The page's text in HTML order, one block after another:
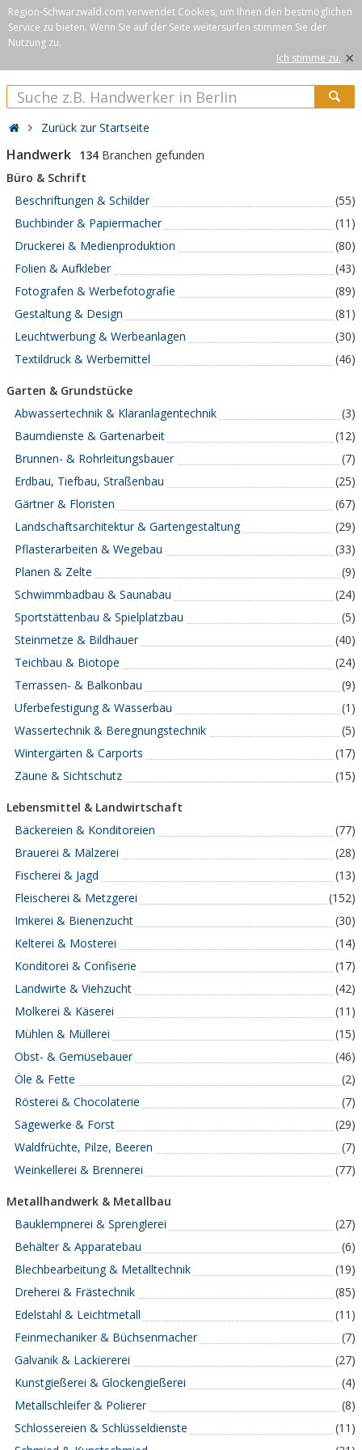
Region-Schwarzwald.com verwendet Cookies, um Ihnen den bestmöglichen
Service zu bieten. Wenn Sie auf der Seite weitersurfen stimmen Sie der
Nutzung zu.
Ich stimme zu. ×
Zurück zur Startseite
Handwerk 134 Branchen gefunden
Büro & Schrift
Beschriftungen & Schilder
(55)
Buchbinder & Papiermacher
(11)
Druckerei & Medienproduktion
(80)
Folien & Aufkleber
(43)
Fotografen & Werbefotografie
(89)
Gestaltung & Design
(81)
Leuchtwerbung & Werbeanlagen
(30)
Textildruck & Werbemittel
(46)
Garten & Grundstücke
Abwassertechnik & Kläranlagentechnik
(3)
Baumdienste & Gartenarbeit
(12)
Brunnen- & Rohrleitungsbauer
(7)
Erdbau, Tiefbau, Straßenbau
(25)
Gärtner & Floristen
(67)
Landschaftsarchitektur & Gartengestaltung
(29)
Pflasterarbeiten & Wegebau
(33)
Planen & Zelte
(9)
Schwimmbadbau & Saunabau
(24)
Sportstättenbau & Spielplatzbau
(5)
Steinmetze & Bildhauer
(40)
Teichbau & Biotope
(24)
Terrassen- & Balkonbau
(9)
Uferbefestigung & Wasserbau
(1)
Wassertechnik & Beregnungstechnik
(5)
Wintergärten & Carports
(17)
Zäune & Sichtschutz
(15)
Lebensmittel & Landwirtschaft
Bäckereien & Konditoreien
(77)
Brauerei & Mälzerei
(28)
Fischerei & Jagd
(13)
Fleischerei & Metzgerei
(152)
Imkerei & Bienenzucht
(30)
Kelterei & Mosterei
(14)
Konditorei & Confiserie
(17)
Landwirte & Viehzucht
(42)
Molkerei & Käserei
(11)
Mühlen & Müllerei
(15)
Obst- & Gemüsebauer
(46)
Öle & Fette
(2)
Rösterei & Chocolaterie
(7)
Sägewerke & Forst
(29)
Waldfrüchte, Pilze, Beeren
(7)
Weinkellerei & Brennerei
(77)
Metallhandwerk & Metallbau
Bauklempnerei & Sprenglerei
(27)
Behälter & Apparatebau
(6)
Blechbearbeitung & Metalltechnik
(19)
Dreherei & Frästechnik
(85)
Edelstahl & Leichtmetall
(11)
Feinmechaniker & Büchsenmacher
(7)
Galvanik & Lackiererei
(27)
Kunstgießerei & Glockengießerei
(4)
Metallschleifer & Polierer
(8)
Schlossereien & Schlüsseldienste
(11)